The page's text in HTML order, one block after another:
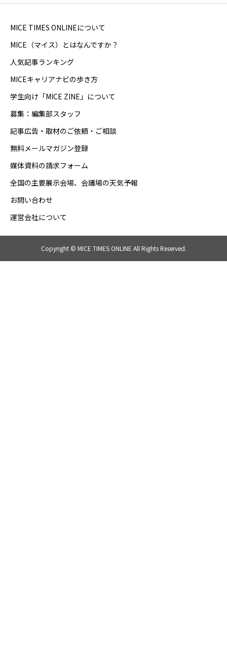
MICE TIMES ONLINEについて
MICE（マイス）とはなんですか？
人気記事ランキング
MICEキャリアナビの歩き方
学生向け「MICE ZINE」について
募集：編集部スタッフ
記事広告・取材のご依頼・ご相談
無料メールマガジン登録
媒体資料の請求フォーム
全国の主要展示会場、会議場の天気予報
お問い合わせ
運営会社について
Copyright © MICE TIMES ONLINE All Rights Reserved.